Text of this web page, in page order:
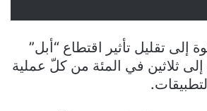
إلى تقليل تأثير اقتطاع “أبل”
إلى ثلاثين في المئة من كلّ عملية